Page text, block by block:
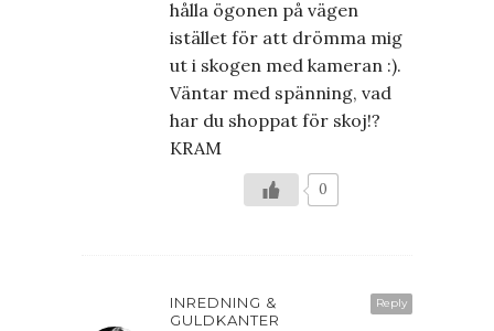
hålla ögonen på vägen
istället för att drömma mig
ut i skogen med kameran :).
Väntar med spänning, vad
har du shoppat för skoj!?
KRAM
0
Reply
INREDNING &
GULDKANTER